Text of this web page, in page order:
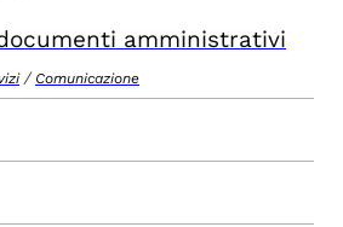
amministrativi
/ Comunicazione